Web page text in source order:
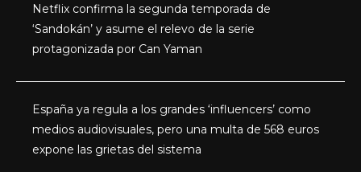
Netflix confirma la segunda temporada de
‘Sandokán’ y asume el relevo de la serie
protagonizada por Can Yaman
España ya regula a los grandes ‘influencers’ como
medios audiovisuales, pero una multa de 568 euros
expone las grietas del sistema